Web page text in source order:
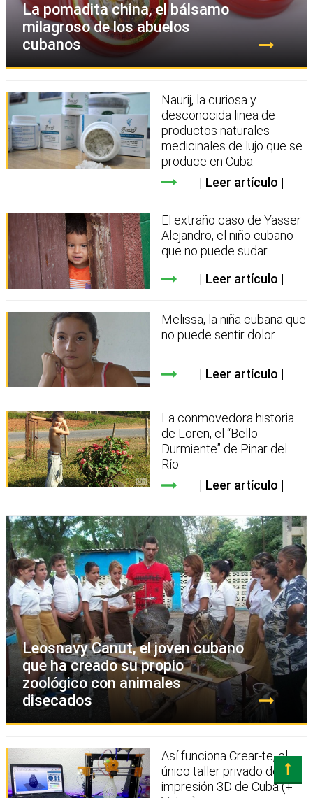
La pomadita china, el bálsamo
milagroso de los abuelos
cubanos
Naurij, la curiosa y
desconocida linea de
productos naturales
medicinales de lujo que se
produce en Cuba
Leer artículo
El extraño caso de Yasser
Alejandro, el niño cubano
que no puede sudar
Leer artículo
Melissa, la niña cubana que
no puede sentir dolor
Leer artículo
La conmovedora historia
de Loren, el “Bello
Durmiente” de Pinar del
Río
Leer artículo
Leosnavy Canut, el joven cubano
que ha creado su propio
zoológico con animales
disecados
Así funciona Crear-te, el
único taller privado de
impresión 3D de Cuba (+